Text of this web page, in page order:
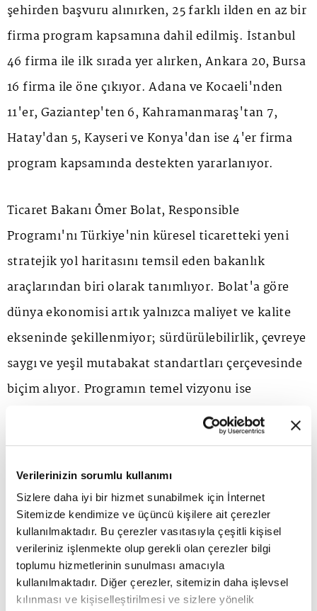
Verilerinizin sorumlu kullanımı
Sizlere daha iyi bir hizmet sunabilmek için İnternet
Sitemizde kendimize ve üçüncü kişilere ait çerezler
kullanılmaktadır. Bu çerezler vasıtasıyla çeşitli kişisel
verileriniz işlenmekte olup gerekli olan çerezler bilgi
toplumu hizmetlerinin sunulması amacıyla
kullanılmaktadır. Diğer çerezler, sitemizin daha işlevsel
kılınması ve kişiselleştirilmesi ve sizlere yönelik
şehirden başvuru alınırken, 25 farklı ilden en az bir
firma program kapsamına dahil edilmiş. İstanbul
46 firma ile ilk sırada yer alırken, Ankara 20, Bursa
16 firma ile öne çıkıyor. Adana ve Kocaeli'nden
11'er, Gaziantep'ten 6, Kahramanmaraş'tan 7,
Hatay'dan 5, Kayseri ve Konya'dan ise 4'er firma
program kapsamında destekten yararlanıyor.
Ticaret Bakanı Ömer Bolat, Responsible
Programı'nı Türkiye'nin küresel ticaretteki yeni
stratejik yol haritasını temsil eden bakanlık
araçlarından biri olarak tanımlıyor. Bolat'a göre
dünya ekonomisi artık yalnızca maliyet ve kalite
ekseninde şekillenmiyor; sürdürülebilirlik, çevreye
saygı ve yeşil mutabakat standartları çerçevesinde
biçim alıyor. Programın temel vizyonu ise
Türkiye'yi güvenilir ve yeşil üretimde küresel bir
merkez üssü haline getirmek. "Geleceğin rekabet
tanımlayabiliriz" diyen Bolat, kaliteli üretim
yapabilen, rekabetçi fiyat sunabilen ve çevresel-
sosyal standartlara uyum sağlayabilen şirketlerin
küresel değer zincirlerinde öne çıkacağını ifade
ediyor. Bu yaklaşım, özellikle Avrupa pazarlarında